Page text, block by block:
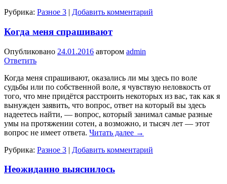
Рубрика: Разное 3 | Добавить комментарий
Когда меня спрашивают
Опубликовано 24.01.2016 автором admin
Ответить
Когда меня спрашивают, оказались ли мы здесь по воле
судьбы или по собствен­ной воле, я чувствую неловкость от
того, что мне придётся расстроить некоторых из вас, так как я
вынужден заявить, что вопрос, ответ на который вы здесь
надеетесь найти, — вопрос, который занимал самые разные
умы на протяжении сотен, а возможно, и тысяч лет — этот
вопрос не имеет ответа. Читать далее →
Рубрика: Разное 3 | Добавить комментарий
Неожиданно выяснилось